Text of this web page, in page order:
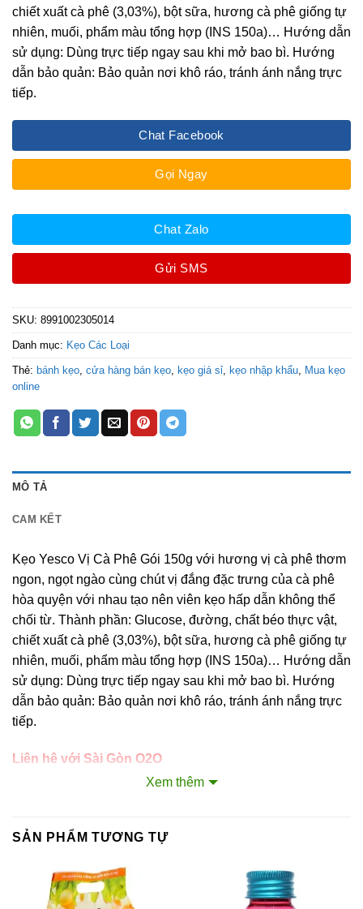
chiết xuất cà phê (3,03%), bột sữa, hương cà phê giống tự
nhiên, muối, phẩm màu tổng hợp (INS 150a)… Hướng dẫn
sử dụng: Dùng trực tiếp ngay sau khi mở bao bì. Hướng
dẫn bảo quản: Bảo quản nơi khô ráo, tránh ánh nắng trực
tiếp.
Chat Facebook
Gọi Ngay
Chat Zalo
Gửi SMS
SKU: 8991002305014
Danh mục: Kẹo Các Loại
Thẻ: bánh kẹo, cửa hàng bán kẹo, kẹo giá sỉ, kẹo nhập khẩu, Mua kẹo
online
MÔ TẢ
CAM KẾT
Kẹo Yesco Vị Cà Phê Gói 150g với hương vị cà phê thơm
ngon, ngọt ngào cùng chút vị đắng đặc trưng của cà phê
hòa quyện với nhau tạo nên viên kẹo hấp dẫn không thể
chối từ. Thành phần: Glucose, đường, chất béo thực vật,
chiết xuất cà phê (3,03%), bột sữa, hương cà phê giống tự
nhiên, muối, phẩm màu tổng hợp (INS 150a)… Hướng dẫn
sử dụng: Dùng trực tiếp ngay sau khi mở bao bì. Hướng
dẫn bảo quản: Bảo quản nơi khô ráo, tránh ánh nắng trực
tiếp.
Liên hệ với Sài Gòn O2O
Trang Fanpage Sài Gòn O2O
Kim Sài Gòn phân phối băng keo
Tư vấn đầu tư chứng khoán
Dịch Vụ Đăng Ký Kinh Doanh
Xem thêm
SẢN PHẨM TƯƠNG TỰ